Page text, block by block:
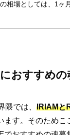
相場としては、1ヶ
おすすめの
隈では、 IRIAMと
ます。そのためこ